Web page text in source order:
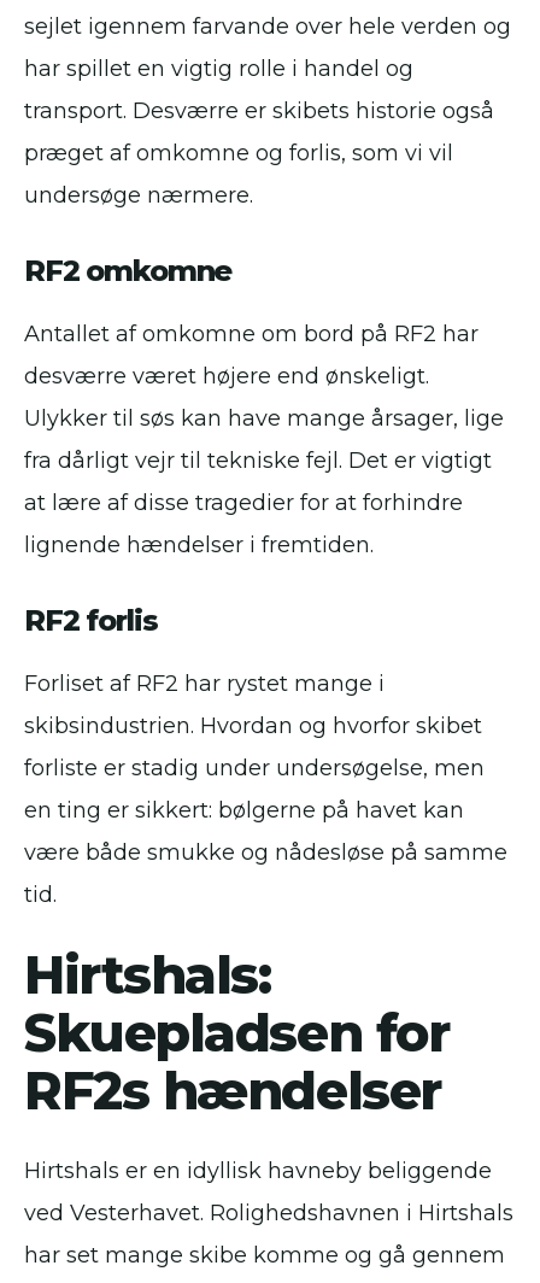
sejlet igennem farvande over hele verden og
har spillet en vigtig rolle i handel og
transport. Desværre er skibets historie også
præget af omkomne og forlis, som vi vil
undersøge nærmere.
RF2 omkomne
Antallet af omkomne om bord på RF2 har
desværre været højere end ønskeligt.
Ulykker til søs kan have mange årsager, lige
fra dårligt vejr til tekniske fejl. Det er vigtigt
at lære af disse tragedier for at forhindre
lignende hændelser i fremtiden.
RF2 forlis
Forliset af RF2 har rystet mange i
skibsindustrien. Hvordan og hvorfor skibet
forliste er stadig under undersøgelse, men
en ting er sikkert: bølgerne på havet kan
være både smukke og nådesløse på samme
tid.
Hirtshals:
Skuepladsen for
RF2s hændelser
Hirtshals er en idyllisk havneby beliggende
ved Vesterhavet. Rolighedshavnen i Hirtshals
har set mange skibe komme og gå gennem